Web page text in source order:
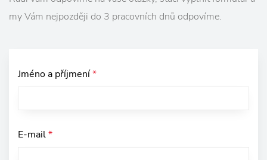
my Vám nejpozději do 3 pracovních dnů odpovíme.
Jméno a příjmení*
E-mail*